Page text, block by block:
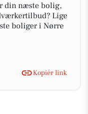
din næste bolig,
Lige
boliger i Nørre
Kopiér link